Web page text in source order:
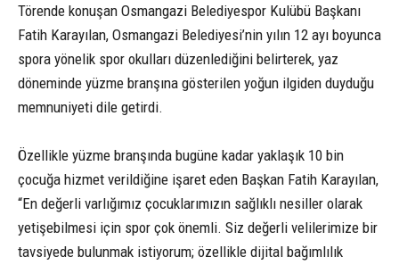
Törende konuşan Osmangazi Belediyespor Kulübü Başkanı
Fatih Karayılan, Osmangazi Belediyesi’nin yılın 12 ayı boyunca
spora yönelik spor okulları düzenlediğini belirterek, yaz
döneminde yüzme branşına gösterilen yoğun ilgiden duyduğu
memnuniyeti dile getirdi.
Özellikle yüzme branşında bugüne kadar yaklaşık 10 bin
çocuğa hizmet verildiğine işaret eden Başkan Fatih Karayılan,
“En değerli varlığımız çocuklarımızın sağlıklı nesiller olarak
yetişebilmesi için spor çok önemli. Siz değerli velilerimize bir
tavsiyede bulunmak istiyorum; özellikle dijital bağımlılık